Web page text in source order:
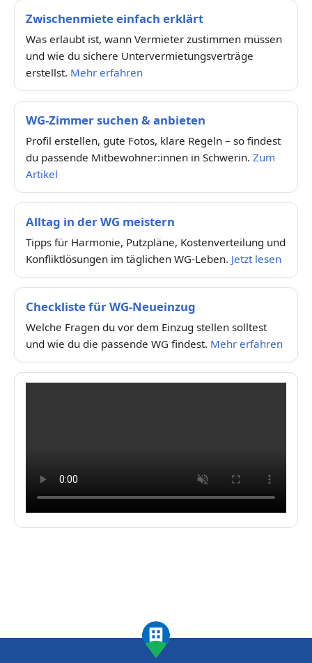
Zwischenmiete einfach erklärt
Was erlaubt ist, wann Vermieter zustimmen müssen
und wie du sichere Untervermietungsverträge
erstellst. Mehr erfahren
WG-Zimmer suchen & anbieten
Profil erstellen, gute Fotos, klare Regeln – so findest
du passende Mitbewohner:innen in Schwerin. Zum
Artikel
Alltag in der WG meistern
Tipps für Harmonie, Putzpläne, Kostenverteilung und
Konfliktlösungen im täglichen WG-Leben. Jetzt lesen
Checkliste für WG-Neueinzug
Welche Fragen du vor dem Einzug stellen solltest
und wie du die passende WG findest. Mehr erfahren